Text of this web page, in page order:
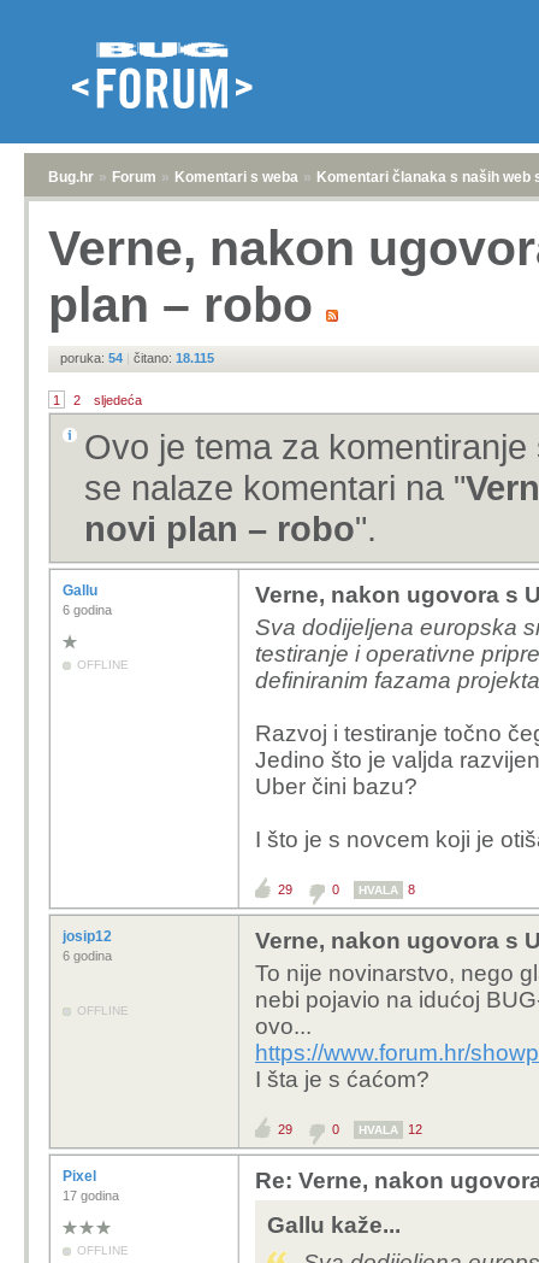
Bug.hr » Forum » Komentari s weba » Komentari članaka s naših web
Verne, nakon
plan – robo
poruka: 54 | čitano: 18.115
1 2 sljedeća
Ovo je tema za
se nalaze komentari na "
novi plan – robo".
Gallu
6 godina
OFFLINE
Verne, nakon ugovora s
Sva dodijeljena europska
testiranje i operativne
definiranim fazama
Razvoj i testiranje točno
Jedino što je valjda
Uber čini bazu?
I što je s novcem koji je
29 0 HVALA 8
josip12
6 godina
OFFLINE
Verne, nakon ugovora s
To nije novinarstvo, nego
nebi pojavio na idućoj
ovo...
https://www.forum.hr/
I šta je s ćaćom?
29 0 HVALA 12
Pixel
17 godina
OFFLINE
Re: Verne, nakon
Gallu kaže...